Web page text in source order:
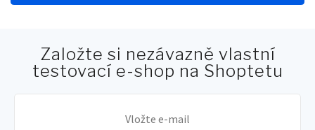
Založte si nezávazně vlastní
testovací e-shop na Shoptetu